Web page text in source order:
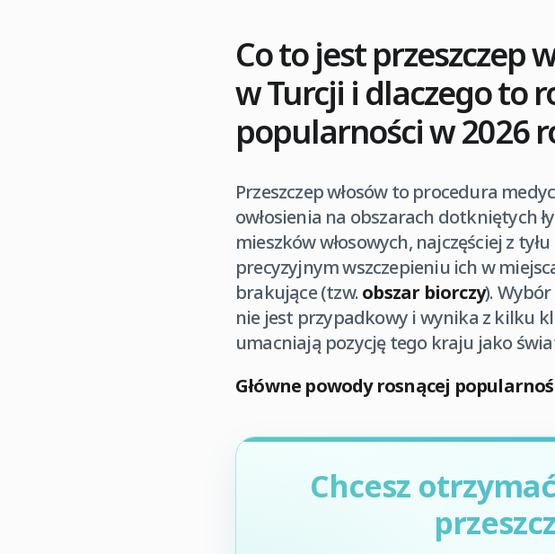
Co to jest przeszczep
w Turcji i dlaczego to
popularności w 2026
Przeszczep włosów to procedura
owłosienia na obszarach dotkniętych
mieszków włosowych, najczęściej z
precyzyjnym wszczepieniu ich w
brakujące (tzw.obszar biorczy).
nie jest przypadkowy i wynika z kilku
umacniają pozycję tego kraju jako
Główne powody rosnącej
Chcesz